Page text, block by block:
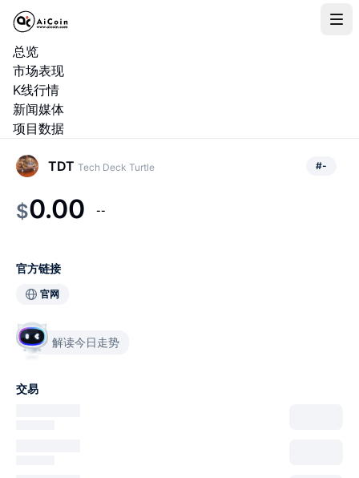
总览
市场表现
K线行情
新闻媒体
项目数据
TDT Tech Deck Turtle #-
$0.00 --
官方链接
官网
解读今日走势
交易